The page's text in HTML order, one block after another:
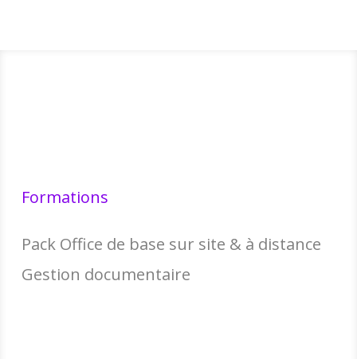
Formations
Pack Office de base sur site & à distance
Gestion documentaire